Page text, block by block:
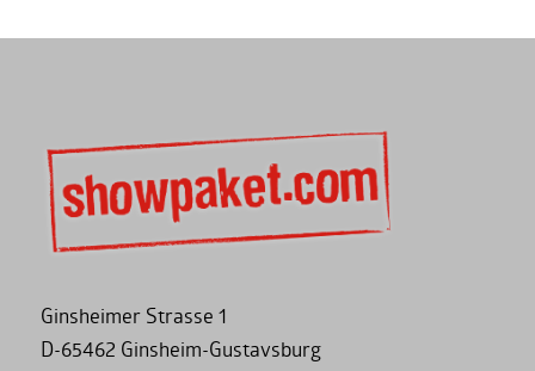
Ginsheimer Strasse 1
D-65462 Ginsheim-Gustavsburg